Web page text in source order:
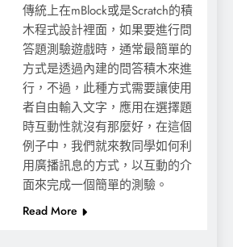
傳統上在mBlock或是Scratch的積
木程式設計裡面，如果要進行問
答題測驗遊戲時，通常最簡單的
方式是透過內建的問答積木來進
行，不過，此種方式需要讓使用
者自由輸入文字，應用在選擇題
時互動性就沒有那麼好，在這個
例子中，我們就來教同學如何利
用廣播訊息的方式，以互動的介
面來完成一個簡單的測驗。
Read More